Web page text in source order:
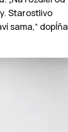
Starostlivo
sama,“ dopĺňa